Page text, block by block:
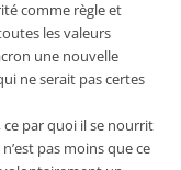
comme règle et
les valeurs
une nouvelle
ne serait pas certes
ce par quoi il se nourrit
pas moins que ce